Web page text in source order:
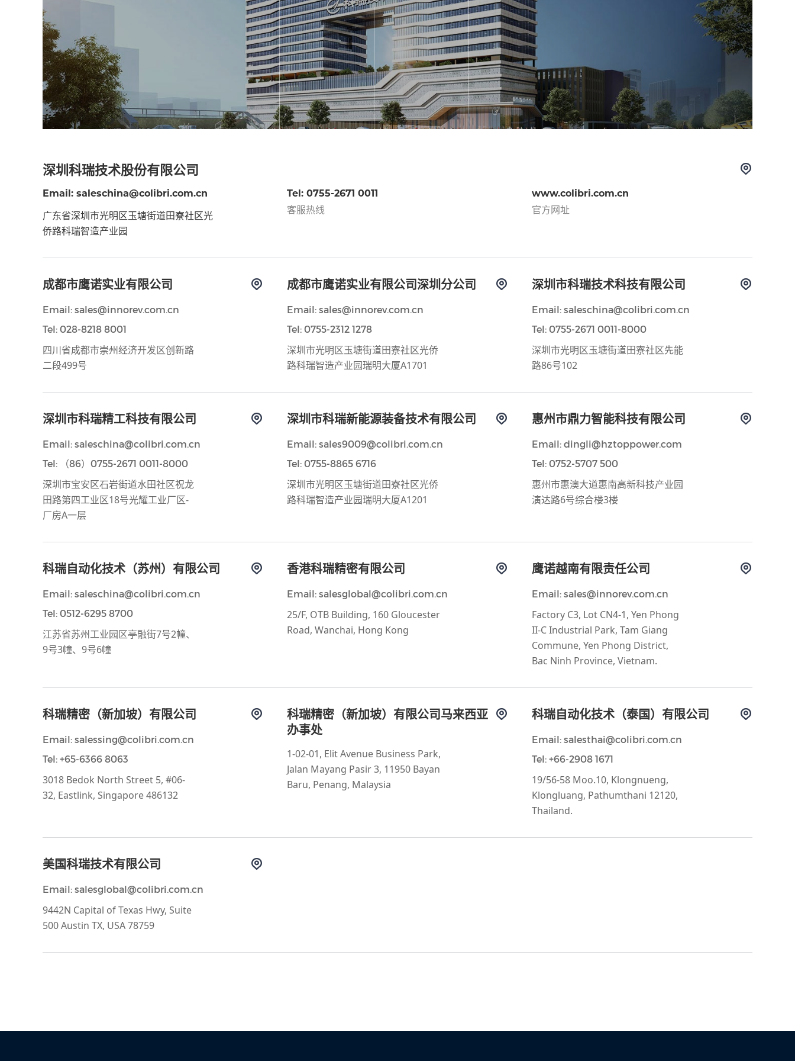
深圳科瑞技术股份有限公司
Email: saleschina@colibri.com.cn
广东省深圳市光明区玉塘街道田寮社区光
侨路科瑞智造产业园
Tel: 0755-2671 0011
客服热线
www.colibri.com.cn
官方网址
成都市鹰诺实业有限公司
Email: sales@innorev.com.cn
Tel: 028-8218 8001
四川省成都市崇州经济开发区创新路
二段499号
成都市鹰诺实业有限公司深圳分公司
Email: sales@innorev.com.cn
Tel: 0755-2312 1278
深圳市光明区玉塘街道田寮社区光侨
路科瑞智造产业园瑞明大厦A1701
深圳市科瑞技术科技有限公司
Email: saleschina@colibri.com.cn
Tel: 0755-2671 0011-8000
深圳市光明区玉塘街道田寮社区先能
路86号102
深圳市科瑞精工科技有限公司
Email: saleschina@colibri.com.cn
Tel: （86）0755-2671 0011-8000
深圳市宝安区石岩街道水田社区祝龙
田路第四工业区18号光耀工业厂区-
厂房A一层
深圳市科瑞新能源装备技术有限公司
Email: sales9009@colibri.com.cn
Tel: 0755-8865 6716
深圳市光明区玉塘街道田寮社区光侨
路科瑞智造产业园瑞明大厦A1201
惠州市鼎力智能科技有限公司
Email: dingli@hztoppower.com
Tel: 0752-5707 500
惠州市惠澳大道惠南高新科技产业园
演达路6号综合楼3楼
科瑞自动化技术（苏州）有限公司
Email: saleschina@colibri.com.cn
Tel: 0512-6295 8700
江苏省苏州工业园区亭融街7号2幢、
9号3幢、9号6幢
香港科瑞精密有限公司
Email: salesglobal@colibri.com.cn
25/F, OTB Building, 160 Gloucester
Road, Wanchai, Hong Kong
鹰诺越南有限责任公司
Email: sales@innorev.com.cn
Factory C3, Lot CN4-1, Yen Phong
II-C Industrial Park, Tam Giang
Commune, Yen Phong District,
Bac Ninh Province, Vietnam.
科瑞精密（新加坡）有限公司
Email: salessing@colibri.com.cn
Tel: +65-6366 8063
3018 Bedok North Street 5, #06-
32, Eastlink, Singapore 486132
科瑞精密（新加坡）有限公司马来西亚
办事处
1-02-01, Elit Avenue Business Park,
Jalan Mayang Pasir 3, 11950 Bayan
Baru, Penang, Malaysia
科瑞自动化技术（泰国）有限公司
Email: salesthai@colibri.com.cn
Tel: +66-2908 1671
19/56-58 Moo.10, Klongnueng,
Klongluang, Pathumthani 12120,
Thailand.
美国科瑞技术有限公司
Email: salesglobal@colibri.com.cn
9442N Capital of Texas Hwy, Suite
500 Austin TX, USA 78759